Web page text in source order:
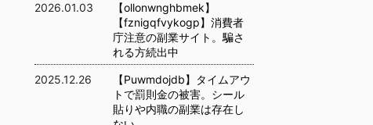
2026.01.03
【ollonwnghbmek】
【fznigqfvykogp】消費者
庁注意の副業サイト。騙さ
れる方続出中
2025.12.26
【Puwmdojdb】タイムアウ
トで罰則金の被害。シール
貼りや内職の副業は存在し